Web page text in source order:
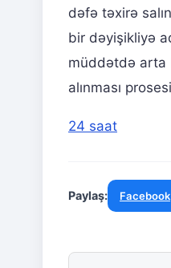
dəfə təxirə
bir dəyişikliyə
müddətdə arta
alınması
24 saat
Paylaş: Facebook